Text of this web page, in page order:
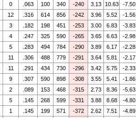
0 .063 100 340 -240 3.13 10.63
-7.50
12 .316 614 856 -242 3.96 5.52
-1.56
3 .182 198 451 -253 3.00 6.83
-3.83
4 .247 325 590 -265 3.65 6.63
-2.98
5 .283 494 784 -290 3.89 6.17
-2.28
11 .306 488 779 -291 3.64 5.81
-2.17
11 .291 434 730 -296 3.42 5.75
-2.33
9 .307 590 898 -308 3.55 5.41
-1.86
2 .089 153 468 -315 2.73 8.36
-5.63
5 .145 268 599 -331 3.88 8.68
-4.80
1 .145 199 571 -372 2.62 7.51
-4.89